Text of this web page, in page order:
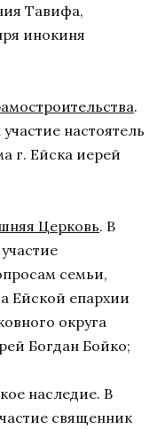
Тавифа,
инокиня
.
настоятель
г. Ейска иерей
Церковь. В
семьи,
Ейской епархии
округа
Богдан Бойко;
наследие. В
священник